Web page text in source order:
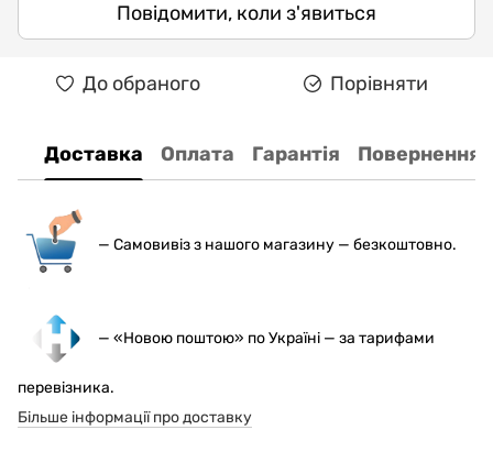
Повідомити, коли з'явиться
До обраного Порівняти
Доставка Оплата Гарантія Повернення
— Самовивіз з нашого магазину — безкоштовно.
— «Новою поштою» по Україні — за тарифами
перевізника.
Більше інформації про доставку